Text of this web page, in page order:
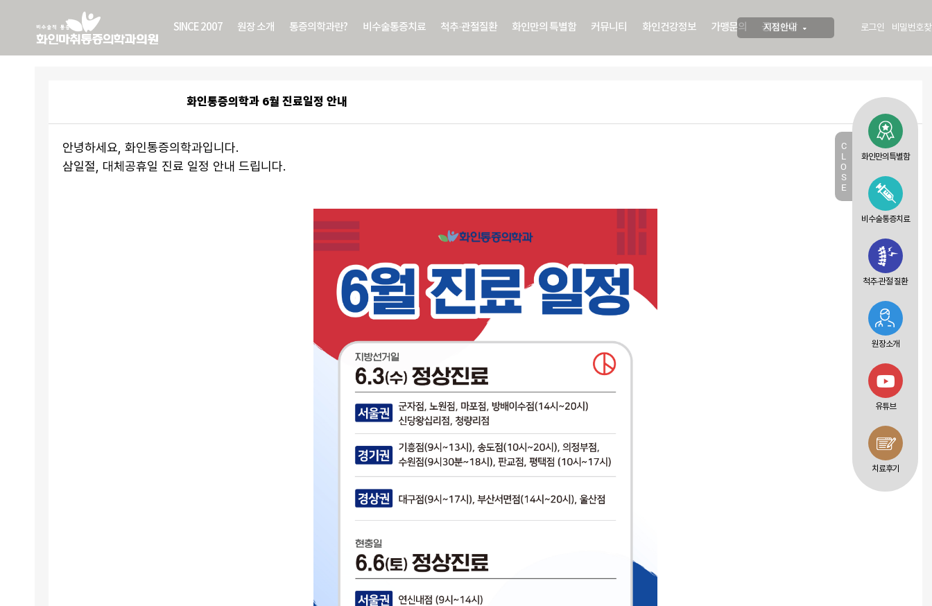
SINCE 2007 원장 소개 통증의학과란? 비수술통증치료 척추·관절질환 화인만의 특별함 커뮤니티 화인건강정보 가맹문의 공지사항
지점안내 로그인 비밀번호
화인통증의학과 6월 진료일정 안내
안녕하세요, 화인통증의학과입니다.
삼일절, 대체공휴일 진료 일정 안내 드립니다.
C
L
O
S
E
화인만의특별함
비수술통증치료
척추·관절 질환
원장소개
유튜브
치료후기